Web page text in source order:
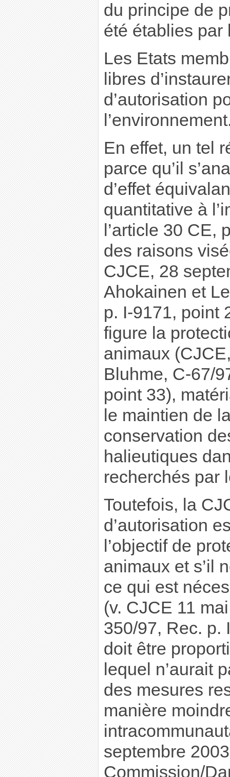
du principe de
été établies par
Les Etats
libres
d’autorisation
En effet, un tel
parce qu’il
d’effet
quantitative à
l’article 30 CE,
des raisons
CJCE, 28
Ahokainen et
p. I-9171, point
figure la
animaux
Bluhme, C-67/
point 33),
le maintien de
conservation
halieutiques
recherchés par
Toutefois, la
d’autorisation
l’objectif de
animaux et s’il
ce qui est
(v. CJCE 11
350/97, Rec. p.
doit être
lequel n’aurait
des mesures
manière
septembre
Commission/